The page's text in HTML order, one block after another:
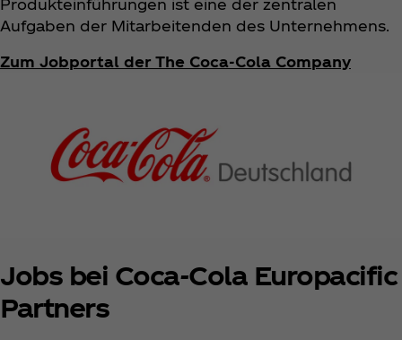
Produkteinführungen ist eine der zentralen
Aufgaben der Mitarbeitenden des Unternehmens.
Zum Jobportal der The Coca‑Cola Company
Jobs bei Coca‑Cola Europacific
Partners